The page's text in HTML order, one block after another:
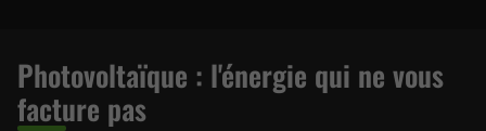
Photovoltaïque : l'énergie qui ne vous
facture pas